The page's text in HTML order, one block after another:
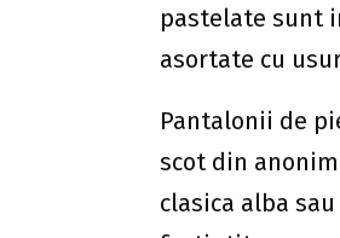
pastelate sunt
asortate cu
Pantalonii de
scot din
clasica alba